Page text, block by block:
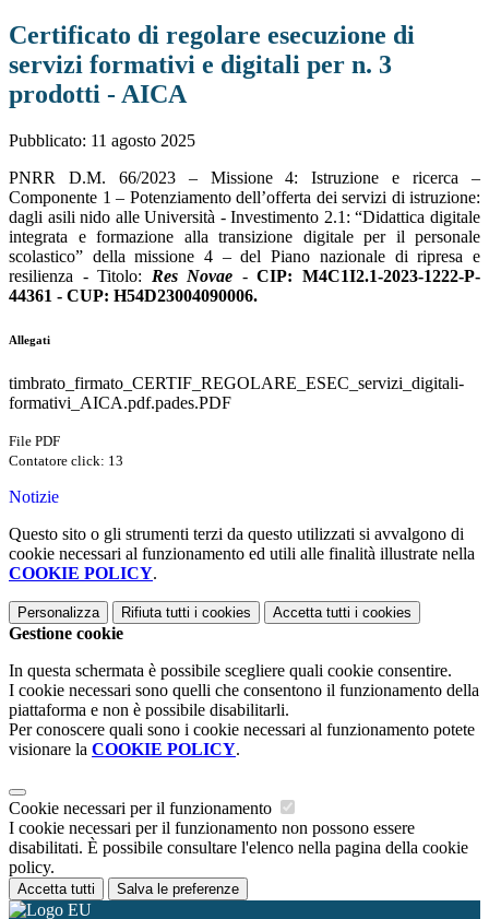
Certificato di regolare esecuzione di
servizi formativi e digitali per n. 3
prodotti - AICA
Pubblicato: 11 agosto 2025
PNRR D.M. 66/2023 – Missione 4: Istruzione e ricerca –
Componente 1 – Potenziamento dell’offerta dei servizi di istruzione:
dagli asili nido alle Università - Investimento 2.1: “Didattica digitale
integrata e formazione alla transizione digitale per il personale
scolastico” della missione 4 – del Piano nazionale di ripresa e
resilienza - Titolo: Res Novae -CIP: M4C1I2.1-2023-1222-P-
44361 - CUP: H54D23004090006.
Allegati
timbrato_firmato_CERTIF_REGOLARE_ESEC_servizi_digitali-
formativi_AICA.pdf.pades.PDF
File PDF
Contatore click: 13
Notizie
Questo sito o gli strumenti terzi da questo utilizzati si avvalgono di
cookie necessari al funzionamento ed utili alle finalità illustrate nella
COOKIE POLICY.
Personalizza Rifiuta tutti i cookies Accetta tutti i cookies
Gestione cookie
In questa schermata è possibile scegliere quali cookie consentire.
I cookie necessari sono quelli che consentono il funzionamento della
piattaforma e non è possibile disabilitarli.
Per conoscere quali sono i cookie necessari al funzionamento potete
visionare la COOKIE POLICY.
Cookie necessari per il funzionamento
I cookie necessari per il funzionamento non possono essere
disabilitati. È possibile consultare l'elenco nella pagina della cookie
policy.
Accetta tutti Salva le preferenze